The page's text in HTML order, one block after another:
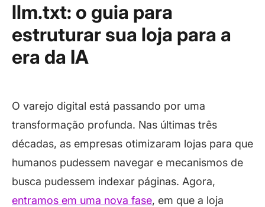
llm.txt: o guia para
estruturar sua loja para a
era da IA
O varejo digital está passando por uma
transformação profunda. Nas últimas três
décadas, as empresas otimizaram lojas para que
humanos pudessem navegar e mecanismos de
busca pudessem indexar páginas. Agora,
entramos em uma nova fase, em que a loja